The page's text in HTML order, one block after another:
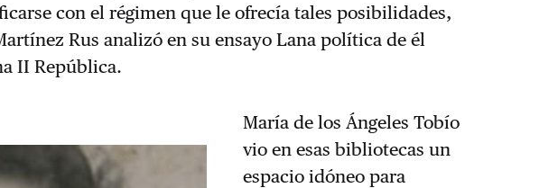
con el régimen que le ofrecía tales posibilidades,
Rus analizó en su ensayo Lana política de él
II República.
María de los Ángeles Tobío
vio en esas bibliotecas un
espacio idóneo para